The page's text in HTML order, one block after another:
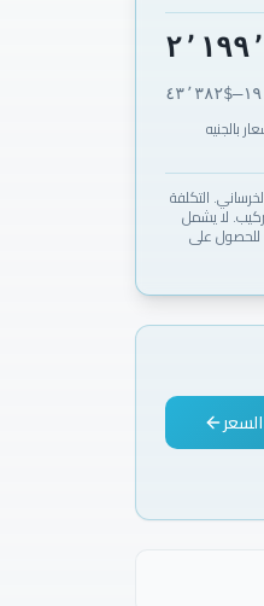
–$٤٣٬٣٨٢
عروض الأسعار بالجنيه
وأعمال الهيكل الخرساني. التكلفة
لا يشمل
للحصول على